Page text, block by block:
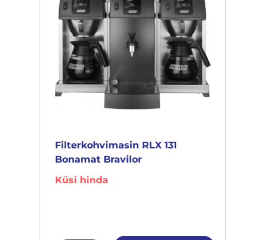
Filterkohvimasin RLX 131
Bonamat Bravilor
Küsi hinda